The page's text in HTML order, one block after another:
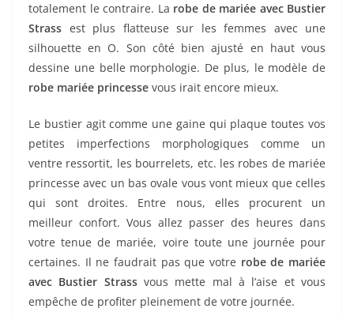
totalement le contraire. La robe de mariée avec Bustier
Strass est plus flatteuse sur les femmes avec une
silhouette en O. Son côté bien ajusté en haut vous
dessine une belle morphologie. De plus, le modèle de
robe mariée princesse vous irait encore mieux.
Le bustier agit comme une gaine qui plaque toutes vos
petites imperfections morphologiques comme un
ventre ressortit, les bourrelets, etc. les robes de mariée
princesse avec un bas ovale vous vont mieux que celles
qui sont droites. Entre nous, elles procurent un
meilleur confort. Vous allez passer des heures dans
votre tenue de mariée, voire toute une journée pour
certaines. Il ne faudrait pas que votre robe de mariée
avec Bustier Strassvous mette mal à l’aise et vous
empêche de profiter pleinement de votre journée.